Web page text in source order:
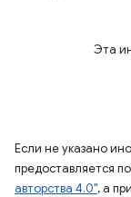
Эта
Если не указано
предоставляется по
авторства 4.0", а